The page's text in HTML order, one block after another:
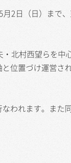
2日（日）まで
北村西望らを
位置づけ運営
われます。また